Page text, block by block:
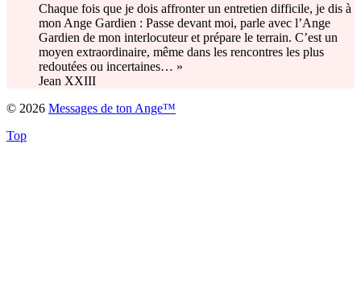
Chaque fois que je dois affronter un entretien difficile, je dis à
mon Ange Gardien : Passe devant moi, parle avec l’Ange
Gardien de mon interlocuteur et prépare le terrain. C’est un
moyen extraordinaire, même dans les rencontres les plus
redoutées ou incertaines… »
Jean XXIII
© 2026 Messages de ton Ange™
Top